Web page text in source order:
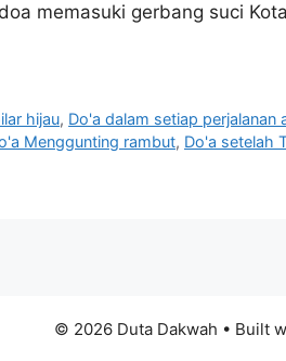
memasuki gerbang suci
hijau, Do'a dalam setiap perjalanan
Menggunting rambut, Do'a setelah
© 2026 Duta Dakwah • Built